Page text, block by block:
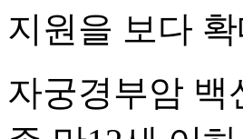
지원을 보다
자궁경부암 백